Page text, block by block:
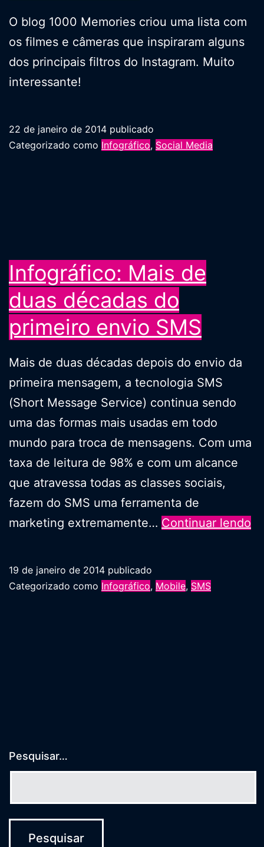
O blog 1000 Memories criou uma lista com
os filmes e câmeras que inspiraram alguns
dos principais filtros do Instagram. Muito
interessante!
22 de janeiro de 2014 publicado
Categorizado como Infográfico, Social Media
Infográfico: Mais de
duas décadas do
primeiro envio SMS
Mais de duas décadas depois do envio da
primeira mensagem, a tecnologia SMS
(Short Message Service) continua sendo
uma das formas mais usadas em todo
mundo para troca de mensagens. Com uma
taxa de leitura de 98% e com um alcance
que atravessa todas as classes sociais,
fazem do SMS uma ferramenta de
marketing extremamente… Continuar lendo
19 de janeiro de 2014 publicado
Categorizado como Infográfico, Mobile, SMS
Pesquisar…